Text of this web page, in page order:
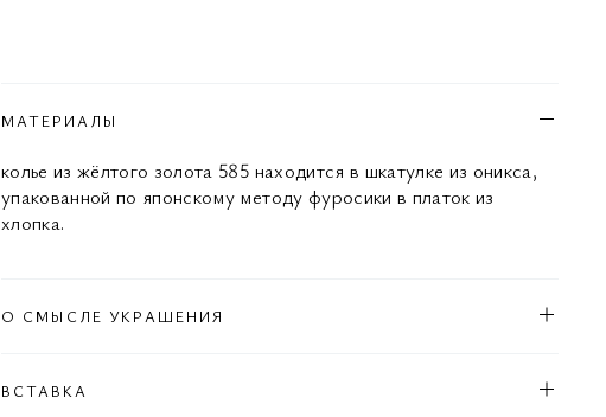
МАТЕРИАЛЫ
колье из жёлтого золота 585 находится в шкатулке из оникса,
упакованной по японскому методу фуросики в платок из
хлопка.
О СМЫСЛЕ УКРАШЕНИЯ
ВСТАВКА